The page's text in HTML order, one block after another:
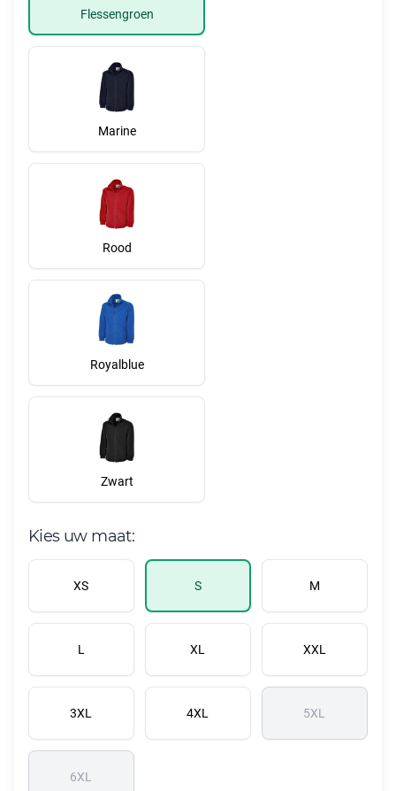
Flessengroen
Marine
Rood
Royalblue
Zwart
Kies uw maat:
XS S M
L XL XXL
3XL 4XL 5XL
6XL